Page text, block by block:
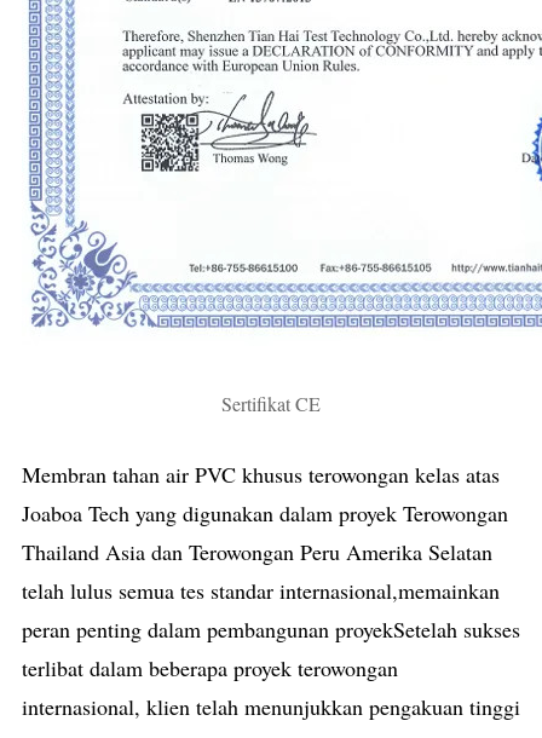
Sertifikat CE
Membran tahan air PVC khusus terowongan kelas atas
Joaboa Tech yang digunakan dalam proyek Terowongan
Thailand Asia dan Terowongan Peru Amerika Selatan
telah lulus semua tes standar internasional,memainkan
peran penting dalam pembangunan proyekSetelah sukses
terlibat dalam beberapa proyek terowongan
internasional, klien telah menunjukkan pengakuan tinggi